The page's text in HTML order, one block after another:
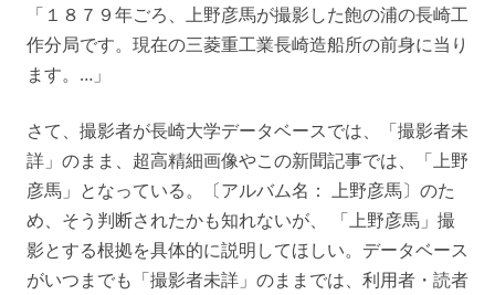
「１８７９年ごろ、上野彦馬が撮影した飽の浦の長崎工
作分局です。現在の三菱重工業長崎造船所の前身に当り
ます。…」
さて、撮影者が長崎大学データベースでは、「撮影者未
詳」のまま、超高精細画像やこの新聞記事では、「上野
彦馬」となっている。〔アルバム名： 上野彦馬〕のた
め、そう判断されたかも知れないが、 「上野彦馬」撮
影とする根拠を具体的に説明してほしい。データベース
がいつまでも「撮影者未詳」のままでは、利用者・読者